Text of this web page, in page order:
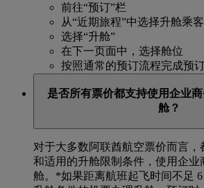
前往“预订”栏
从“近期旅程”中选择升舱乘客
选择“升舱”
在下一页面中，选择舱位
按照通常的预订流程完成预
是否所有票价都支持使用企业
舱？
对于大多数阿联酋航空票价而言
和适用的升舱限制条件，使用企业
舱。*如果距离航班起飞时间不足